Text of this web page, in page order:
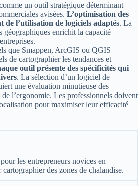
un outil stratégique déterminant
avisées. L’optimisation des
de l’utilisation de logiciels adaptés. La
géographiques enrichit la capacité
que Smappen, ArcGIS ou QGIS
de cartographier les tendances et
outil présente des spécificités qui
. La sélection d’un logiciel de
une évaluation minutieuse des
l’ergonomie. Les professionnels doivent
pour maximiser leur efficacité
les entrepreneurs novices en
des zones de chalandise.